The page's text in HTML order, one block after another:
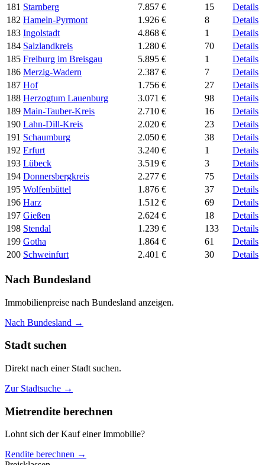
181 Starnberg 7.857 € 15
Details
182 Hameln-Pyrmont 1.926 € 8
Details
183 Ingolstadt 4.868 € 1
Details
184 Salzlandkreis 1.280 € 70
Details
185 Freiburg im Breisgau 5.895 € 1
Details
186 Merzig-Wadern 2.387 € 7
Details
187 Hof 1.756 € 27
Details
188 Herzogtum Lauenburg 3.071 € 98
Details
189 Main-Tauber-Kreis 2.710 € 16
Details
190 Lahn-Dill-Kreis 2.020 € 23
Details
191 Schaumburg 2.050 € 38
Details
192 Erfurt 3.240 € 1
Details
193 Lübeck 3.519 € 3
Details
194 Donnersbergkreis 2.277 € 75
Details
195 Wolfenbüttel 1.876 € 37
Details
196 Harz 1.512 € 69
Details
197 Gießen 2.624 € 18
Details
198 Stendal 1.239 € 133
Details
199 Gotha 1.864 € 61
Details
200 Schweinfurt 2.401 € 30 Details
Nach Bundesland
Immobilienpreise nach Bundesland anzeigen.
Nach Bundesland →
Stadt suchen
Direkt nach einer Stadt suchen.
Zur Stadtsuche →
Mietrendite berechnen
Lohnt sich der Kauf einer Immobilie?
Rendite berechnen →